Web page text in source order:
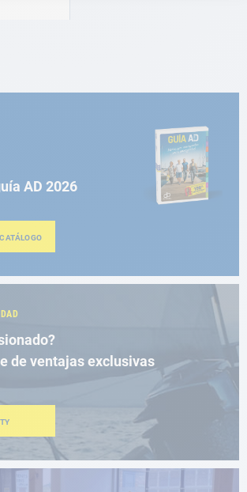
AD 2026
de ventajas exclusivas